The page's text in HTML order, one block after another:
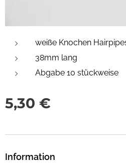
weiße Knochen
38mm lang
Abgabe 10 stückweise
5,30 €
Information